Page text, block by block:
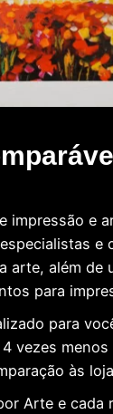
impressão e
e
arte, além de
para
para
vezes menos
às
Arte e cada